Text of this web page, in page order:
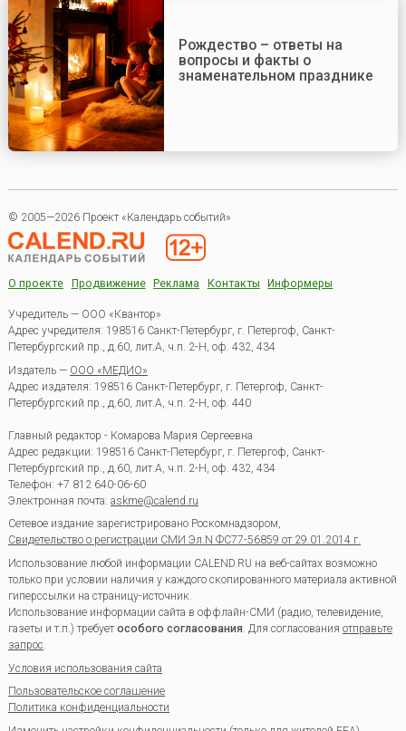
Рождество – ответы на
вопросы и факты о
знаменательном празднике
© 2005—2026 Проект «Календарь событий»
О проекте Продвижение Реклама Контакты Информеры
Учредитель — ООО «Квантор»
Адрес учредителя: 198516 Санкт-Петербург, г. Петергоф, Санкт-
Петербургский пр., д.60, лит.А, ч.п. 2-Н, оф. 432, 434
Издатель — ООО «МЕДИО»
Адрес издателя: 198516 Санкт-Петербург, г. Петергоф, Санкт-
Петербургский пр., д.60, лит.А, ч.п. 2-Н, оф. 440
Главный редактор - Комарова Мария Сергеевна
Адрес редакции: 198516 Санкт-Петербург, г. Петергоф, Санкт-
Петербургский пр., д.60, лит.А, ч.п. 2-Н, оф. 432, 434
Телефон: +7 812 640-06-60
Электронная почта: askme@calend.ru
Сетевое издание зарегистрировано Роскомнадзором,
Свидетельство о регистрации СМИ Эл.N ФС77-56859 от 29.01.2014 г.
Использование любой информации CALEND.RU на веб-сайтах возможно
только при условии наличия у каждого скопированного материала активной
гиперссылки на страницу-источник.
Использование информации сайта в оффлайн-СМИ (радио, телевидение,
газеты и т.п.) требуетособого согласования. Для согласования отправьте
запрос.
Условия использования сайта
Пользовательское соглашение
Политика конфиденциальности